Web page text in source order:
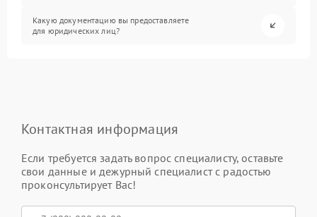
Какую документацию вы предоставляете
для юридических лиц?
Контактная информация
Если требуется задать вопрос специалисту, оставьте
свои данные и дежурный специалист с радостью
проконсультирует Вас!